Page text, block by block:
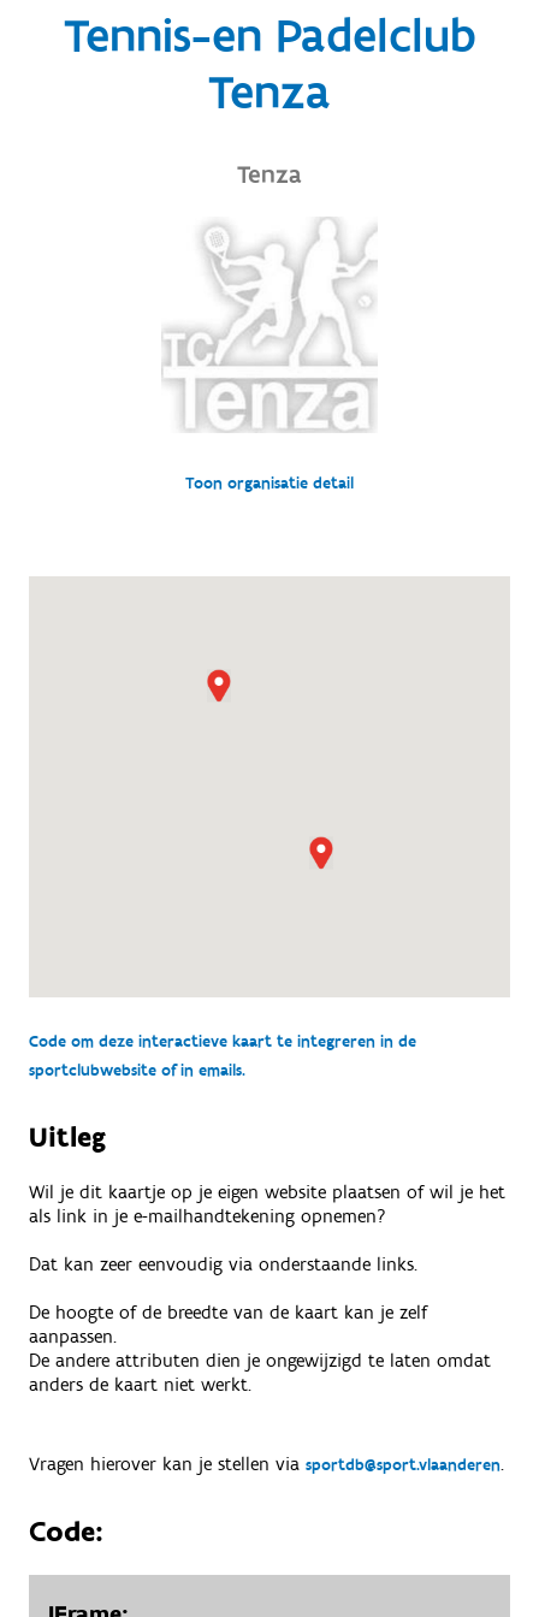
Tennis-en Padelclub
Tenza
Tenza
Toon organisatie detail
Code om deze interactieve kaart te integreren in de
sportclubwebsite of in emails.
Uitleg
Wil je dit kaartje op je eigen website plaatsen of wil je het
als link in je e-mailhandtekening opnemen?
Dat kan zeer eenvoudig via onderstaande links.
De hoogte of de breedte van de kaart kan je zelf
aanpassen.
De andere attributen dien je ongewijzigd te laten omdat
anders de kaart niet werkt.
Vragen hierover kan je stellen via sportdb@sport.vlaanderen.
Code: